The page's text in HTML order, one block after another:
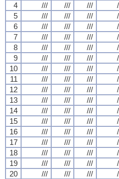
4
/// /// ///
5
/// /// ///
6
/// /// ///
7
/// /// ///
8
/// /// ///
9
/// /// ///
10
/// /// ///
11
/// /// ///
12
/// /// ///
13
/// /// ///
14
/// /// ///
15
/// /// ///
16
/// /// ///
17
/// /// ///
18
/// /// ///
19
/// /// ///
20
/// /// ///